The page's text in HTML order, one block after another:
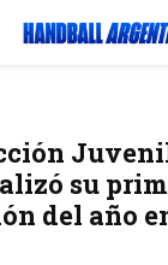
su
del año